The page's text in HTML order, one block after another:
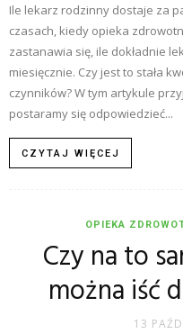
Ile lekarz rodzinny dostaje za
czasach, kiedy opieka
zastanawia się, ile dokładnie
miesięcznie. Czy jest to stała
czynników? W tym artykule
postaramy się odpowiedzieć...
CZYTAJ WIĘCEJ
OPIEKA
Czy na to
można iść
13